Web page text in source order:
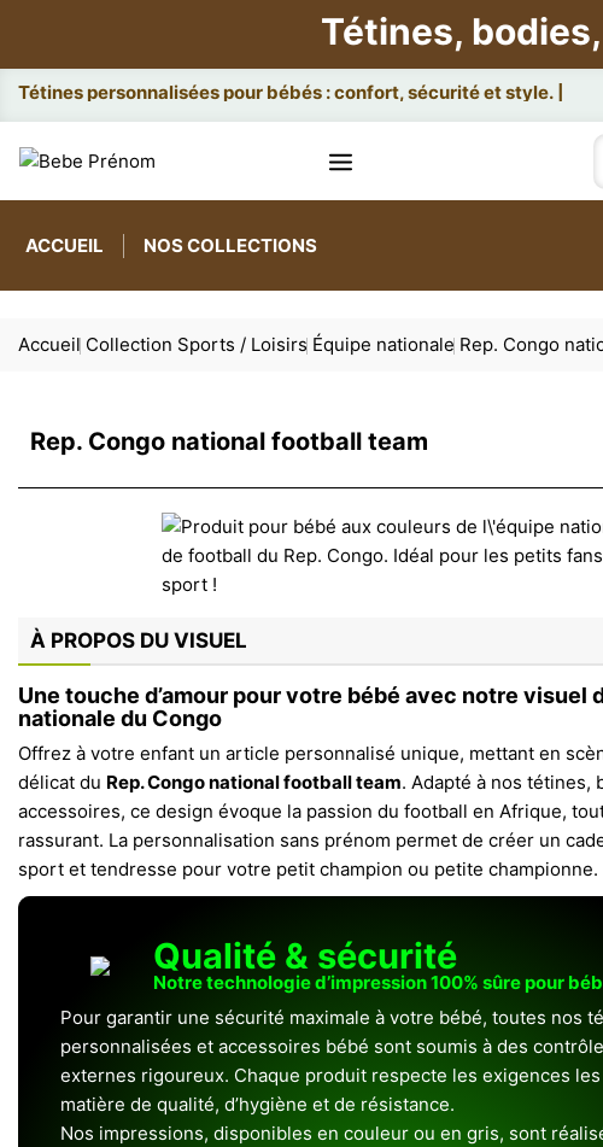
Tétines,
Atta
ACCUEIL NOS COLLECTIONS
Accueil Collection Sports / Loisirs Équipe nationale Rep. Congo
Rep. Congo national football team
À PROPOS DU VISUEL
Une touche d’amour pour votre bébé avec notre visuel
nationale du Congo
Offrez à votre enfant un article personnalisé unique, mettant en
délicat du Rep. Congo national football team. Adapté à nos tétines,
accessoires, ce design évoque la passion du football en Afrique,
rassurant. La personnalisation sans prénom permet de créer un
sport et tendresse pour votre petit champion ou petite championne.
Qualité & sécurité
Notre technologie d’impression 100% sûre pour
Pour garantir une sécurité maximale à votre bébé, toutes nos
personnalisées et accessoires bébé sont soumis à des
externes rigoureux. Chaque produit respecte les exigences
matière de qualité, d’hygiène et de résistance.
Nos impressions, disponibles en couleur ou en gris, sont